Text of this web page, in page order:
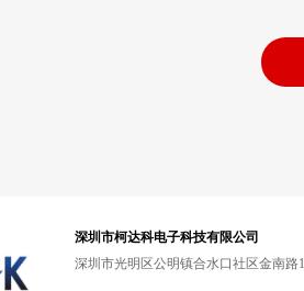
深圳市柯达科电子科技有限公司
深圳市光明区公明镇合水口社区金南路